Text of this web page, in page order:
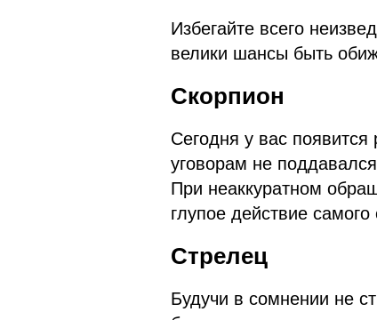
Избегайте всего
велики шансы быть
Скорпион
Сегодня у вас появится
уговорам не
При неаккуратном
глупое действие самого
Стрелец
Будучи в сомнении не